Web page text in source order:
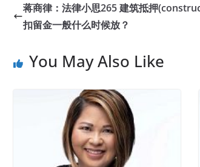
蒋商律：法律小思265 建筑抵押
扣留金一般什么时候放？
You May Also Like